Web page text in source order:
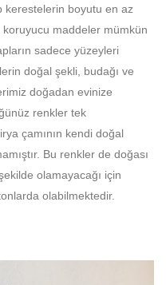
kerestelerin boyutu en az
maddeler mümkün
sadece yüzeyleri
doğal şekli, budağı ve
doğadan evinize
renkler tek
çamının kendi doğal
Bu renkler de doğası
olamayacağı için
olabilmektedir.